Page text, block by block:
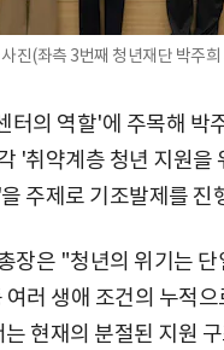
진(좌측 3번째 청년재단 박주
터의 역할'에 주목해 박
'취약계층 청년 지원
주제로 기조발제를 진
장은 "청년의 위기는
러 생애 조건의 누적
현재의 분절된 지원